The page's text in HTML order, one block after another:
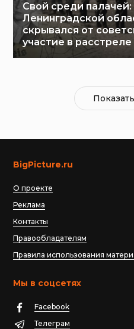
Свой среди
Ленинградской
скрывался от
участие в
BigPicture.ru
О проекте
Реклама
Контакты
Правообладателям
Правила использования
Мы в соцсетях
Facebook
Телеграм